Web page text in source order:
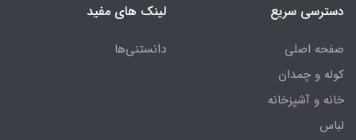
دسترسی سریع
صفحه اصلی
کوله و چمدان
خانه و آشپزخانه
لباس
لینک های مفید
دانستنی‌ها